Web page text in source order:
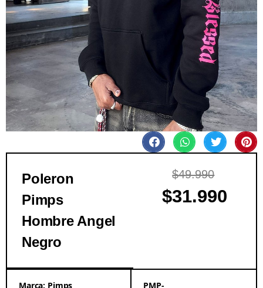
Poleron
Pimps
Hombre Angel
Negro
$49.990
$31.990
Marca: Pimps PMP-